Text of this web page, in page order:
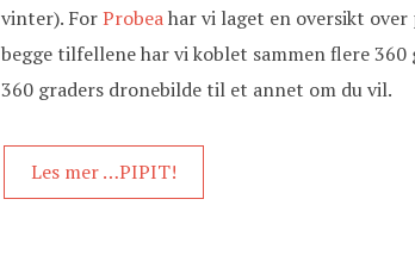
vinter). ForProbeahar vi laget en oversikt
begge tilfellene har vi koblet sammen flere
360 graders dronebilde til et annet om du vil.
Les mer …PIPIT!